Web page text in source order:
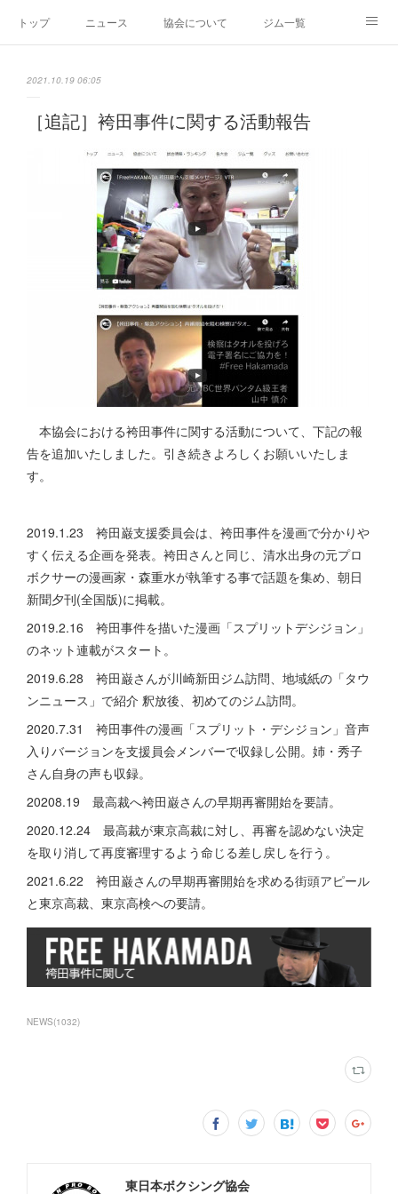
トップ ニュース 協会について ジム一覧
2021.10.19 06:05
［追記］袴田事件に関する活動報告
本協会における袴田事件に関する活動について、下記の報
告を追加いたしました。引き続きよろしくお願いいたしま
す。
2019.1.23 袴田巌支援委員会は、袴田事件を漫画で分かりや
すく伝える企画を発表。袴田さんと同じ、清水出身の元プロ
ボクサーの漫画家・森重水が執筆する事で話題を集め、朝日
新聞夕刊(全国版)に掲載。
2019.2.16 袴田事件を描いた漫画「スプリットデシジョン」
のネット連載がスタート。
2019.6.28 袴田巌さんが川崎新田ジム訪問、地域紙の「タウ
ンニュース」で紹介 釈放後、初めてのジム訪問。
2020.7.31 袴田事件の漫画「スプリット・デシジョン」音声
入りバージョンを支援員会メンバーで収録し公開。姉・秀子
さん自身の声も収録。
20208.19 最高裁へ袴田巌さんの早期再審開始を要請。
2020.12.24 最高裁が東京高裁に対し、再審を認めない決定
を取り消して再度審理するよう命じる差し戻しを行う。
2021.6.22 袴田巌さんの早期再審開始を求める街頭アピール
と東京高裁、東京高検への要請。
NEWS(1032)
東日本ボクシング協会